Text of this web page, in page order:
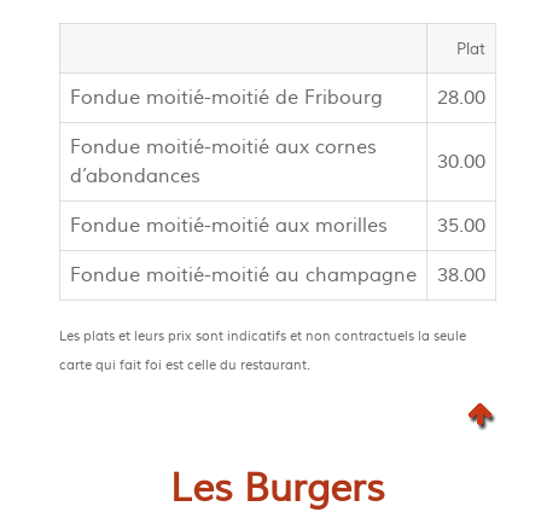
Plat
Fondue moitié-moitié de Fribourg 28.00
Fondue moitié-moitié aux cornes
d’abondances
30.00
Fondue moitié-moitié aux morilles 35.00
Fondue moitié-moitié au champagne 38.00
Les plats et leurs prix sont indicatifs et non contractuels la seule
carte qui fait foi est celle du restaurant.
Les Burgers